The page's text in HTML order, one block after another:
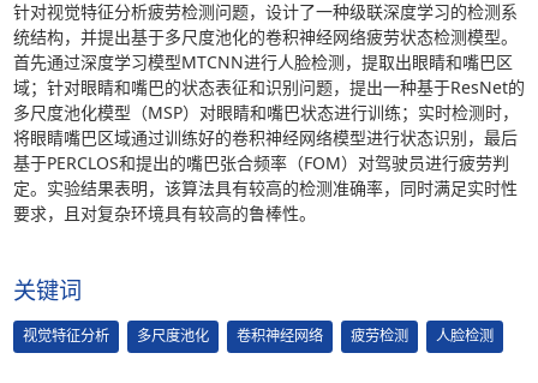
针对视觉特征分析疲劳检测问题，设计了一种级联深度学习的检测系
统结构，并提出基于多尺度池化的卷积神经网络疲劳状态检测模型。
首先通过深度学习模型MTCNN进行人脸检测，提取出眼睛和嘴巴区
域；针对眼睛和嘴巴的状态表征和识别问题，提出一种基于ResNet的
多尺度池化模型（MSP）对眼睛和嘴巴状态进行训练；实时检测时，
将眼睛嘴巴区域通过训练好的卷积神经网络模型进行状态识别，最后
基于PERCLOS和提出的嘴巴张合频率（FOM）对驾驶员进行疲劳判
定。实验结果表明，该算法具有较高的检测准确率，同时满足实时性
要求，且对复杂环境具有较高的鲁棒性。
关键词
视觉特征分析 多尺度池化 卷积神经网络 疲劳检测 人脸检测